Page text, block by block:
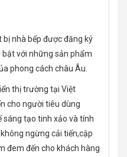
bị nhà bếp được đăng ký
bật với những sản phẩm
phong cách châu Âu.
thị trường tại Việt
cho người tiêu dùng
tạo tinh xảo và tính
ngừng cải tiến,cập
đem đến cho khách hàng